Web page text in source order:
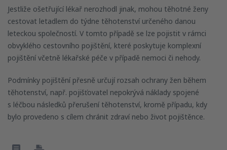
Jestliže ošetřující lékař nerozhodl jinak, mohou těhotné ženy
cestovat letadlem do týdne těhotenství určeného danou
leteckou společností. V tomto případě se lze pojistit v rámci
obvyklého cestovního pojištění, které poskytuje komplexní
pojištění včetně lékařské péče v případě nemoci či nehody.
Podmínky pojištění přesně určují rozsah ochrany žen během
těhotenství, např. pojišťovatel nepokrývá náklady spojené
s léčbou následků přerušení těhotenství, kromě případu, kdy
bylo provedeno s cílem chránit zdraví nebo život pojištěnce.